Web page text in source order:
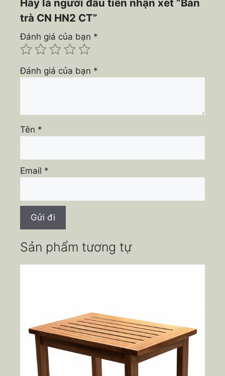
Hãy là người đầu tiên nhận xét “Bàn
trà CN HN2 CT”
Đánh giá của bạn *
Đánh giá của bạn *
Tên *
Email *
Sản phẩm tương tự